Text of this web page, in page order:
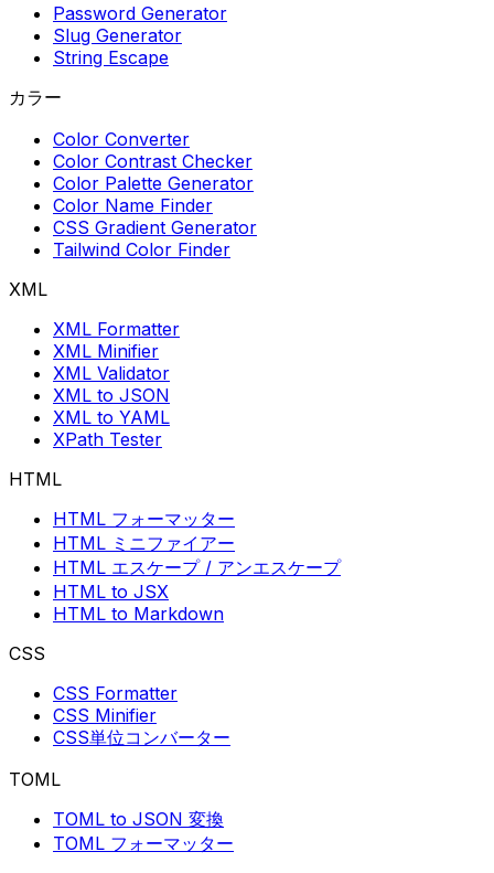
Password Generator
Slug Generator
String Escape
カラー
Color Converter
Color Contrast Checker
Color Palette Generator
Color Name Finder
CSS Gradient Generator
Tailwind Color Finder
XML
XML Formatter
XML Minifier
XML Validator
XML to JSON
XML to YAML
XPath Tester
HTML
HTML フォーマッター
HTML ミニファイアー
HTML エスケープ / アンエスケープ
HTML to JSX
HTML to Markdown
CSS
CSS Formatter
CSS Minifier
CSS単位コンバーター
TOML
TOML to JSON 変換
TOML フォーマッター